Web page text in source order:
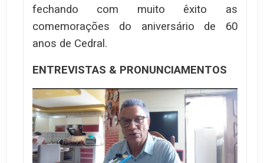
fechando com muito êxito as
comemorações do aniversário de 60
anos de Cedral.
ENTREVISTAS & PRONUNCIAMENTOS